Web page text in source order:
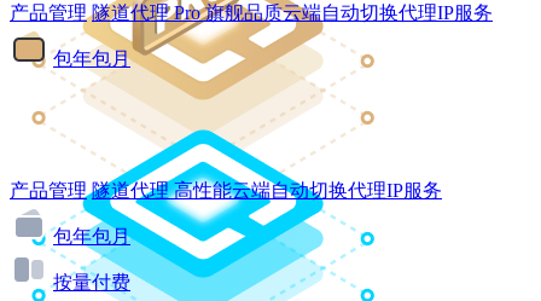
产品管理 隧道代理Pro 旗舰品质云端自动切换代理IP服务
包年包月
产品管理 隧道代理 高性能云端自动切换代理IP服务
包年包月
按量付费